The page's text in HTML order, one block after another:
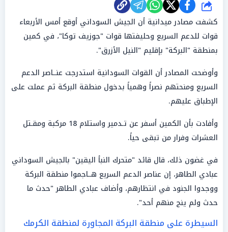
شارك
كشفت مصادر ميدانية أن الجيش السوداني أوقع أمس الأربعاء
قوات للدعم السريع وحليفتها قوات "جوزيف توكا"، في كمين
بمنطقة "البركة" بإقليم "النيل الأزرق".
وأوضحت المصادر أن القوات السودانية استدرجت عنــاصر الدعم
السريع ومنحتهم نصراً وهمياً بدخول منطقة البركة ثم عملت على
الإطباق عليهم.
وأفادت بأن الكمين أسفر عن تـدمير واستلام 18 مركبة ومقـتل
العشرات وفرار من تبقى حياً.
في غضون ذلك، قال قائد "متحرك النبأ اليقين" بالجيش السوداني
عبادي الطاهر، إن عناصر الدعم السريع هــاجموا منطقة البركة
ووجدوا الجنود في انتظارهم، وأضاف عبادي الطاهر "حدث ما
حدث ولم ينج منهم أحد".
السيطرة على منطقة البركة المجاورة لمنطقة الكرمك